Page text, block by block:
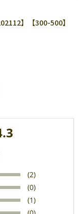
】【300-500】
(2)
(0)
(1)